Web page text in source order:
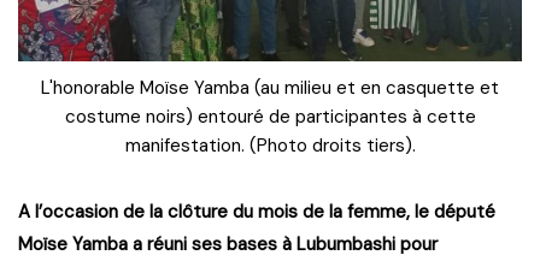
L'honorable Moïse Yamba (au milieu et en casquette et
costume noirs) entouré de participantes à cette
manifestation. (Photo droits tiers).
A l’occasion de la clôture du mois de la femme, le député
Moïse Yamba a réuni ses bases à Lubumbashi pour